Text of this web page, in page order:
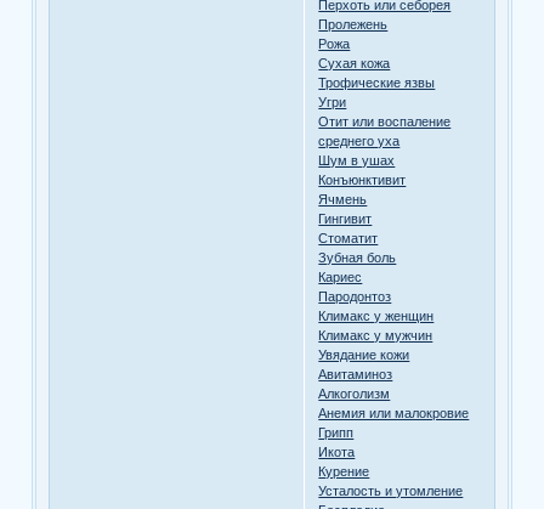
Перхоть или себорея
Пролежень
Рожа
Сухая кожа
Трофические язвы
Угри
Отит или воспаление
среднего уха
Шум в ушах
Конъюнктивит
Ячмень
Гингивит
Стоматит
Зубная боль
Кариес
Пародонтоз
Климакс у женщин
Климакс у мужчин
Увядание кожи
Авитаминоз
Алкоголизм
Анемия или малокровие
Грипп
Икота
Курение
Усталость и утомление